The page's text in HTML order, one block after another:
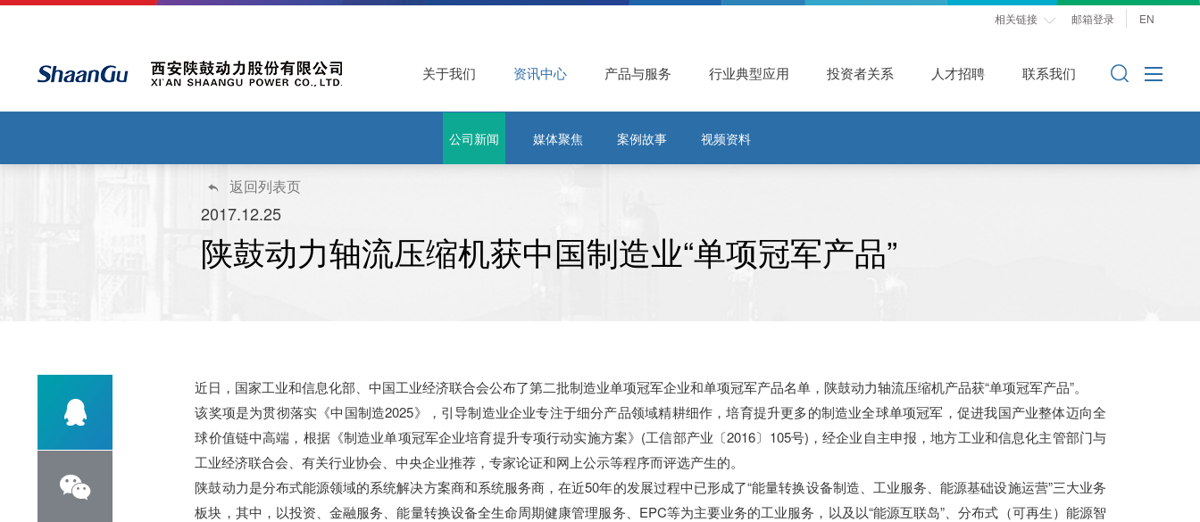
相关链接  邮箱登录 EN
关于我们 资讯中心 产品与服务 行业典型应用 投资者关系 人才招聘 联系我们
公司新闻 媒体聚焦 案例故事 视频资料
 返回列表页
2017.12.25
陕鼓动力轴流压缩机获中国制造业“单项冠军产品”


近日，国家工业和信息化部、中国工业经济联合会公布了第二批制造业单项冠军企业和单项冠军产品名单，陕鼓动力轴流压缩机产品获“单项冠军产品”。
该奖项是为贯彻落实《中国制造2025》，引导制造业企业专注于细分产品领域精耕细作，培育提升更多的制造业全球单项冠军，促进我国产业整体迈向全
球价值链中高端，根据《制造业单项冠军企业培育提升专项行动实施方案》(工信部产业〔2016〕105号)，经企业自主申报，地方工业和信息化主管部门与
工业经济联合会、有关行业协会、中央企业推荐，专家论证和网上公示等程序而评选产生的。
陕鼓动力是分布式能源领域的系统解决方案商和系统服务商，在近50年的发展过程中已形成了“能量转换设备制造、工业服务、能源基础设施运营”三大业务
板块，其中，以投资、金融服务、能量转换设备全生命周期健康管理服务、EPC等为主要业务的工业服务，以及以“能源互联岛”、分布式（可再生）能源智